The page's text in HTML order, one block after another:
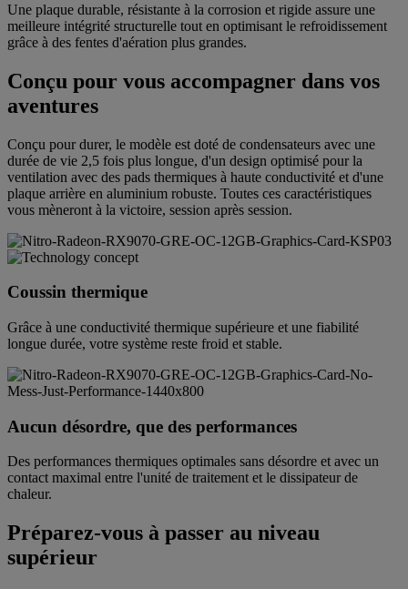
Une plaque durable, résistante à la corrosion et rigide assure une
meilleure intégrité structurelle tout en optimisant le refroidissement
grâce à des fentes d'aération plus grandes.
Conçu pour vous accompagner dans vos
aventures
Conçu pour durer, le modèle est doté de condensateurs avec une
durée de vie 2,5 fois plus longue, d'un design optimisé pour la
ventilation avec des pads thermiques à haute conductivité et d'une
plaque arrière en aluminium robuste. Toutes ces caractéristiques
vous mèneront à la victoire, session après session.
Coussin thermique
Grâce à une conductivité thermique supérieure et une fiabilité
longue durée, votre système reste froid et stable.
Aucun désordre, que des performances
Des performances thermiques optimales sans désordre et avec un
contact maximal entre l'unité de traitement et le dissipateur de
chaleur.
Préparez-vous à passer au niveau
supérieur